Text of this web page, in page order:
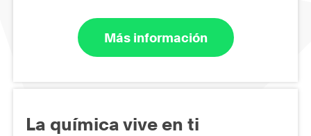
Más información
La química vive en ti